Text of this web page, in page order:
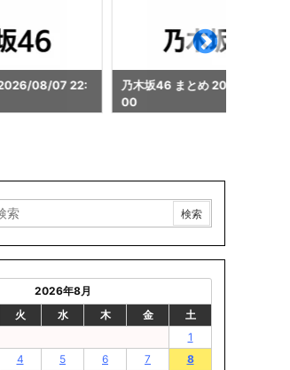
乃木坂46 まとめ 2026/08/07 20:
2026年8月
火 水 木 金
土
1
4 5 6 7
8